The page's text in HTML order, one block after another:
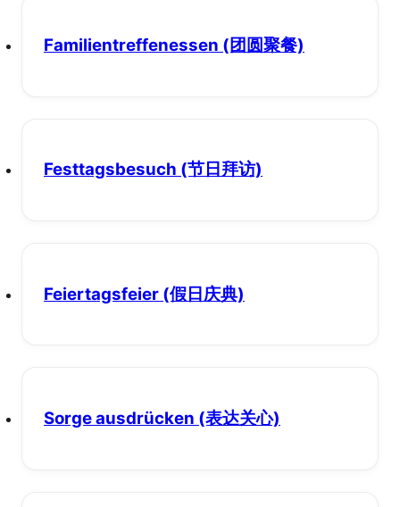
Familientreffenessen (团圆聚餐)
Festtagsbesuch (节日拜访)
Feiertagsfeier (假日庆典)
Sorge ausdrücken (表达关心)